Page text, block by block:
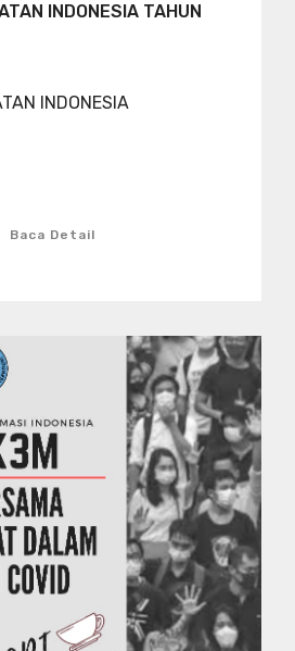
INDONESIA TAHUN
INDONESIA
Baca Detail